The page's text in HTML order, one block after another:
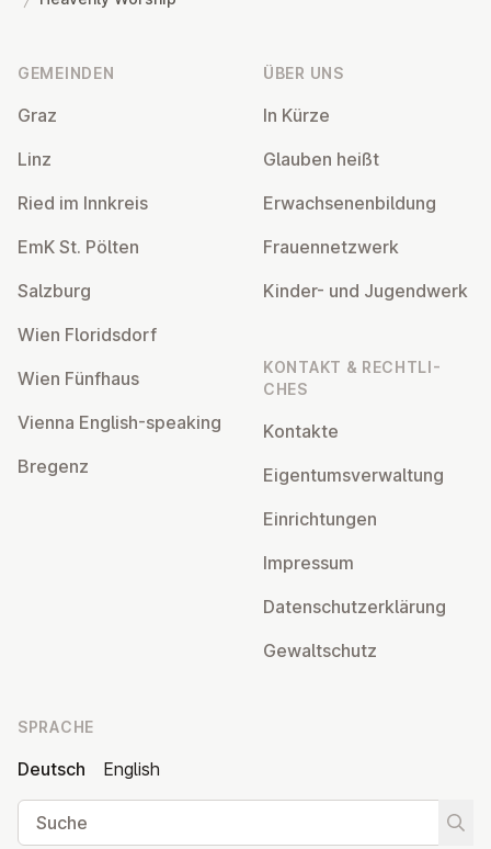
GEMEINDEN
Graz
Linz
Ried im Innkreis
EmK St. Pölten
Salzburg
Wien Flo­rids­dorf
Wien Fünfhaus
Vienna English-speaking
Bregenz
ÜBER UNS
In Kürze
Glauben heißt
Er­wach­se­nen­bil­dung
Frau­en­netz­werk
Kinder- und Ju­gend­werk
KONTAKT & RECHT­LI­
CHES
Kontakte
Ei­gen­tums­ver­wal­tung
Ein­rich­tun­gen
Impressum
Da­ten­schutz­er­klä­rung
Ge­walt­schutz
SPRACHE
Deutsch
English
Suche